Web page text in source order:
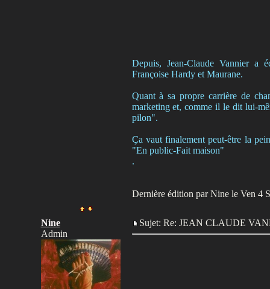
Depuis, Jean-Claude Vannier a
Françoise Hardy et Maurane.
Quant à sa propre carrière de
marketing et, comme il le dit lui-
pilon".
Ça vaut finalement peut-être la
"En public-Fait maison"
.
Dernière édition par Nine le Ven 4
Nine
Admin
Sujet: Re: JEAN CLAUDE